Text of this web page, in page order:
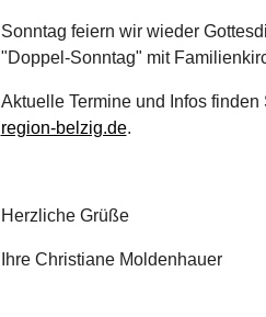
Sonntag feiern wir wieder
"Doppel-Sonntag" mit
Aktuelle Termine und Infos
region-belzig.de.
Herzliche Grüße
Ihre Christiane Moldenhauer